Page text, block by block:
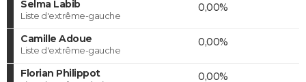
Selma Labib
Liste d'extrême-gauche
0,00%
Camille Adoue
Liste d'extrême-gauche
0,00%
Florian Philippot 0,00%